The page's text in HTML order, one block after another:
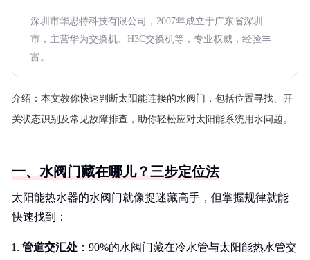
深圳市华思特科技有限公司，2007年成立于广东省深圳
市，主营华为交换机、H3C交换机等，专业权威，经验丰
富。
介绍： 本文教你快速判断太阳能连接的水阀门，包括位置寻找、开
关状态识别及常见故障排查，助你轻松应对太阳能系统用水问题。
一、水阀门藏在哪儿？三步定位法
太阳能热水器的水阀门就像捉迷藏高手，但掌握规律就能
快速找到：
管道交汇处 ：90%的水阀门藏在冷水管与太阳能热水管交